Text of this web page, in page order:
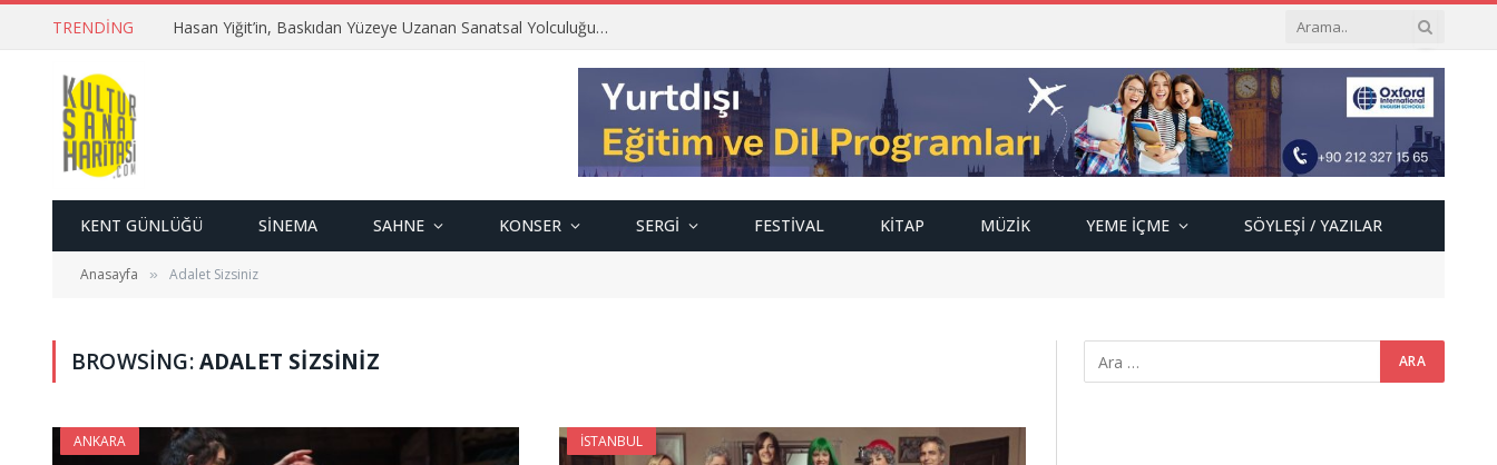
TRENDING Hasan Yiğit’in, Baskıdan Yüzeye Uzanan Sanatsal Yolculuğu…
KENT GÜNLÜĞÜ SINEMA SAHNE KONSER SERGI FESTIVAL KITAP MÜZIK YEME İÇME SÖYLEŞI / YAZILAR
Anasayfa » Adalet Sizsiniz
BROWSING:ADALET SIZSINIZ
ANKARA İSTANBUL